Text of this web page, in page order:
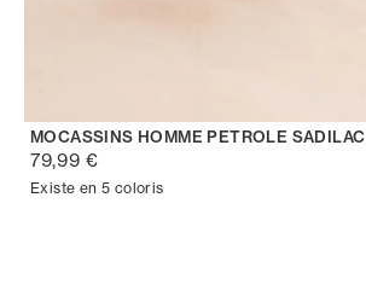
MOCASSINS HOMME PETROLE SADILAC
79,99 €
Existe en 5 coloris